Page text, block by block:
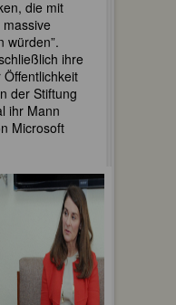
die mit
würden”.
ihre
der Stiftung
ihr Mann
Microsoft